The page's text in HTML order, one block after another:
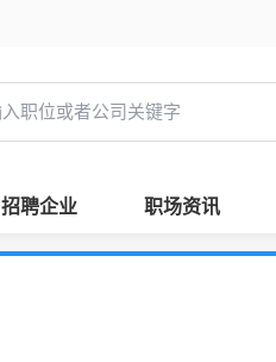
招聘企业 职场资讯